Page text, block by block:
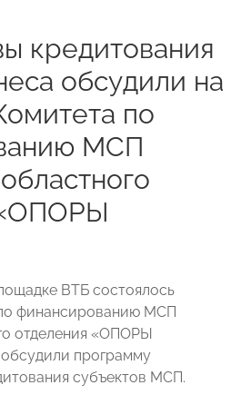
кредитования
обсудили на
по
МСП
ВТБ состоялось
финансированию МСП
отделения «ОПОРЫ
программу
субъектов МСП.